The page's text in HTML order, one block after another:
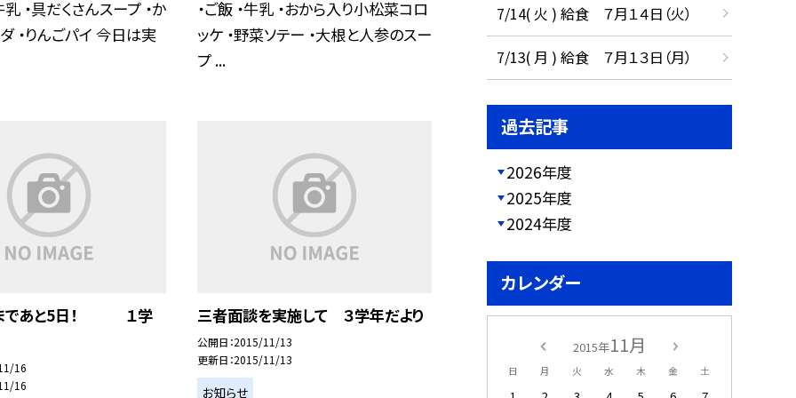
乳 ・具だくさんスープ ・か
・りんごパイ 今日は実
・ご飯 ・牛乳 ・おから入り小松菜コロ
ッケ ・野菜ソテー ・大根と人参のスー
プ ...
であと5日！ １学
16
16
三者面談を実施して ３学年だより
公開日 2015/11/13
更新日 2015/11/13
お知らせ
7/14( 火 ) 給食 ７月１４日（火）
7/13( 月 ) 給食 ７月１３日（月）
過去記事
2026年度
2025年度
2024年度
カレンダー
2015年11月
日 月 火 水 木 金 土